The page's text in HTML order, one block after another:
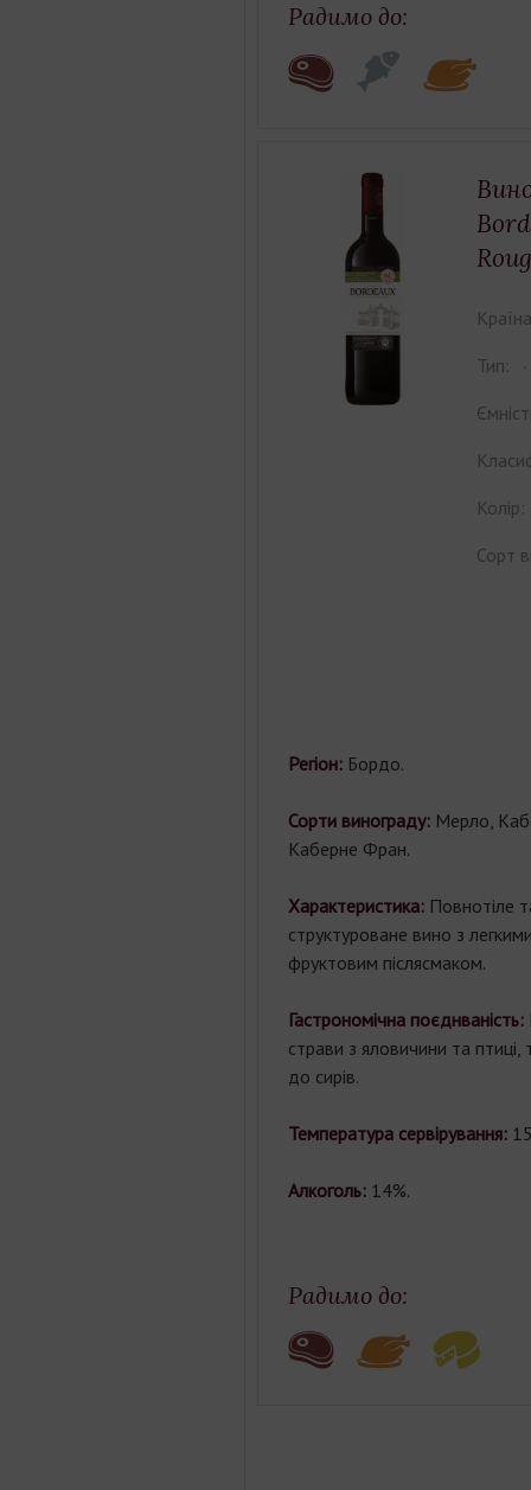
Радимо до:
Тип:
Колір:
Сорт
Регіон: Бордо.
Сорти винограду: Мерло,
Каберне Фран.
Характеристика: Повнотіле
структуроване вино з
фруктовим післясмаком.
Гастрономічна поєднваність:
страви з яловичини та
до сирів.
Температура сервірування:
Алкоголь:14%.
Радимо до: